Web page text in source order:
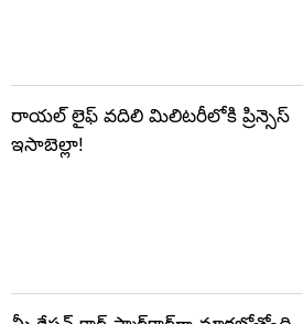
రాయల్ లైఫ్ వదిలి మిలిటరీలోకి ప్రిన్సెస్
ఇసాబెల్లా!